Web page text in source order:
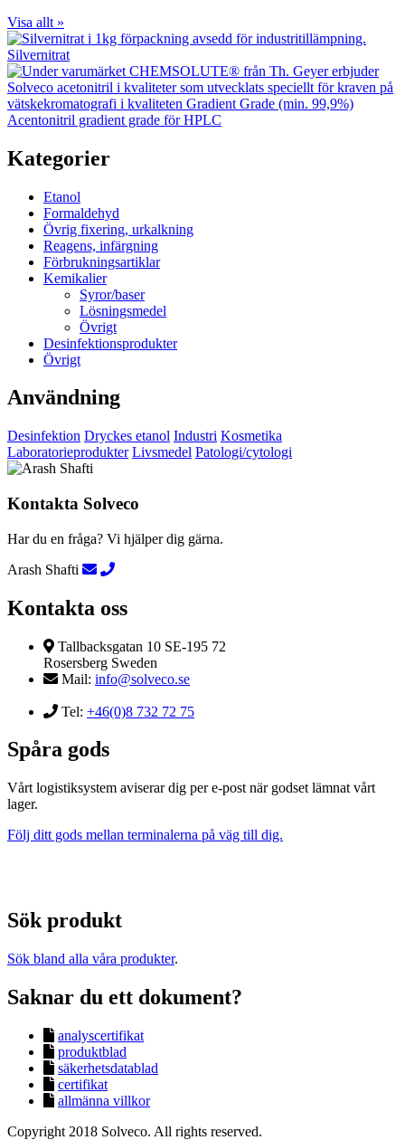
Visa allt »
Silvernitrat
Acentonitril gradient grade för HPLC
Kategorier
Etanol
Formaldehyd
Övrig fixering, urkalkning
Reagens, infärgning
Förbrukningsartiklar
Kemikalier
Syror/baser
Lösningsmedel
Övrigt
Desinfektionsprodukter
Övrigt
Användning
Desinfektion Dryckes etanol Industri Kosmetika
Laboratorieprodukter Livsmedel Patologi/cytologi
Kontakta Solveco
Har du en fråga? Vi hjälper dig gärna.
Arash Shafti
Kontakta oss
Tallbacksgatan 10 SE-195 72
Rosersberg Sweden
Mail: info@solveco.se
Tel: +46(0)8 732 72 75
Spåra gods
Vårt logistiksystem aviserar dig per e-post när godset lämnat vårt
lager.
Följ ditt gods mellan terminalerna på väg till dig.
Sök produkt
Sök bland alla våra produkter.
Saknar du ett dokument?
analyscertifikat
produktblad
säkerhetsdatablad
certifikat
allmänna villkor
Copyright 2018 Solveco. All rights reserved.